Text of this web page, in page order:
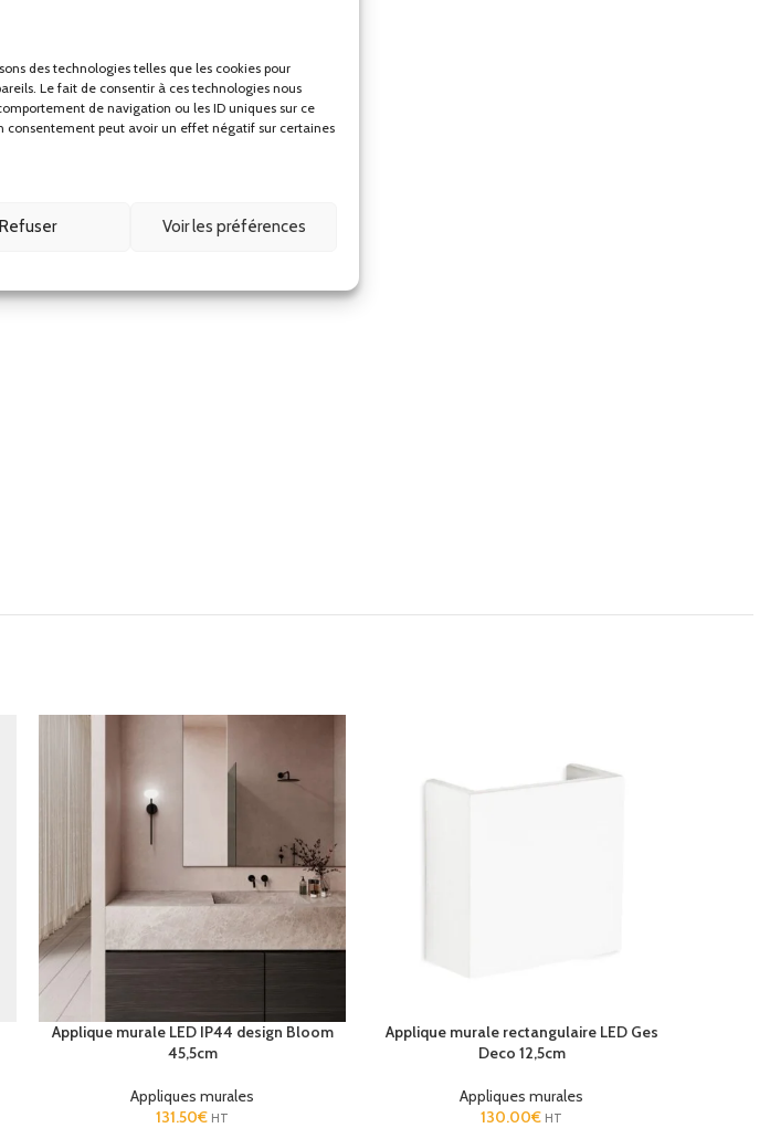
des technologies telles que les cookies pour
Le fait de consentir à ces technologies nous
de navigation ou les ID uniques sur ce
consentement peut avoir un effet négatif sur certaines
Refuser Voir les préférences
Applique murale LED IP44 design Bloom
45,5cm
Appliques murales
131.50€ HT
Applique murale rectangulaire LED Ges
Deco 12,5cm
Appliques murales
130.00€ HT